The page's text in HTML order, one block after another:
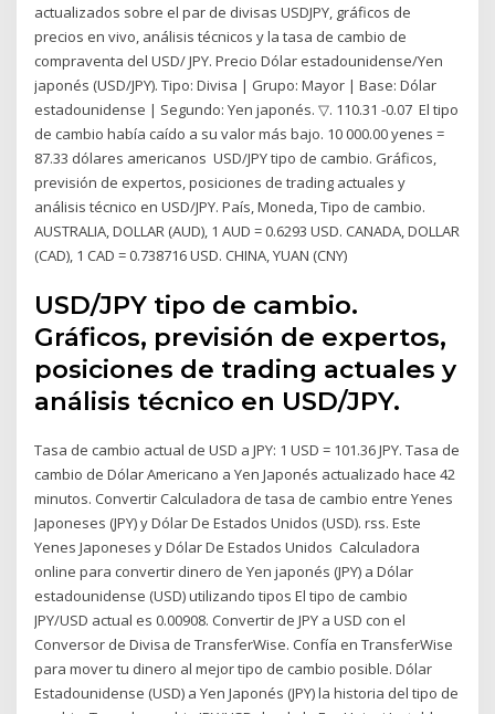
actualizados sobre el par de divisas USDJPY, gráficos de
precios en vivo, análisis técnicos y la tasa de cambio de
compraventa del USD/ JPY. Precio Dólar estadounidense/Yen
japonés (USD/JPY). Tipo: Divisa | Grupo: Mayor | Base: Dólar
estadounidense | Segundo: Yen japonés. ▽. 110.31 -0.07 El tipo
de cambio había caído a su valor más bajo. 10 000.00 yenes =
87.33 dólares americanos USD/JPY tipo de cambio. Gráficos,
previsión de expertos, posiciones de trading actuales y
análisis técnico en USD/JPY. País, Moneda, Tipo de cambio.
AUSTRALIA, DOLLAR (AUD), 1 AUD = 0.6293 USD. CANADA, DOLLAR
(CAD), 1 CAD = 0.738716 USD. CHINA, YUAN (CNY)
USD/JPY tipo de cambio.
Gráficos, previsión de expertos,
posiciones de trading actuales y
análisis técnico en USD/JPY.
Tasa de cambio actual de USD a JPY: 1 USD = 101.36 JPY. Tasa de
cambio de Dólar Americano a Yen Japonés actualizado hace 42
minutos. Convertir Calculadora de tasa de cambio entre Yenes
Japoneses (JPY) y Dólar De Estados Unidos (USD). rss. Este
Yenes Japoneses y Dólar De Estados Unidos Calculadora
online para convertir dinero de Yen japonés (JPY) a Dólar
estadounidense (USD) utilizando tipos El tipo de cambio
JPY/USD actual es 0.00908. Convertir de JPY a USD con el
Conversor de Divisa de TransferWise. Confía en TransferWise
para mover tu dinero al mejor tipo de cambio posible. Dólar
Estadounidense (USD) a Yen Japonés (JPY) la historia del tipo de